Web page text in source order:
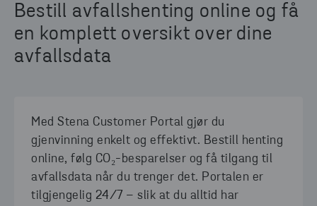
Bestill avfallshenting online og få
en komplett oversikt over dine
avfallsdata
Med Stena Customer Portal gjør du
gjenvinning enkelt og effektivt. Bestill henting
online, følg CO₂-besparelser og få tilgang til
avfallsdata når du trenger det. Portalen er
tilgjengelig 24/7 – slik at du alltid har